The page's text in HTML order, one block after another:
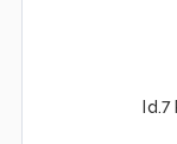
Id.7